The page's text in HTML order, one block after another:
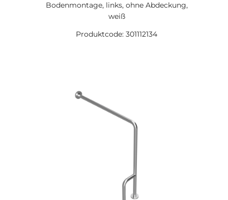
Bodenmontage, links, ohne Abdeckung,
weiß
Produktcode: 301112134